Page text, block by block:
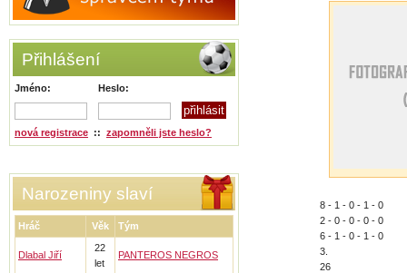
Přihlášení
Jméno: Heslo:
nová registrace :: zapomněli jste heslo?
Narozeniny slaví
Hráč Věk Tým
Dlabal Jiří
22
let
PANTEROS NEGROS
8 - 1 - 0 - 1 - 0
2 - 0 - 0 - 0 - 0
6 - 1 - 0 - 1 - 0
3.
26